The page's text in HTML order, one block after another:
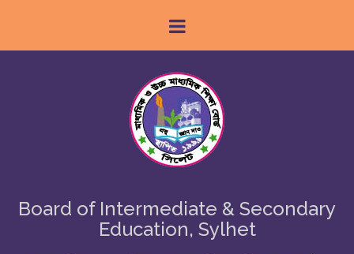
Board of Intermediate & Secondary
Education, Sylhet